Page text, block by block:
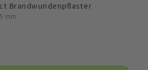
Brandwundenpflaster
mm